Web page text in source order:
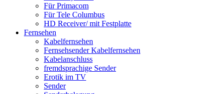
Für Primacom
Für Tele Columbus
HD Receiver/ mit Festplatte
Fernsehen
Kabelfernsehen
Fernsehsender Kabelfernsehen
Kabelanschluss
fremdsprachige Sender
Erotik im TV
Sender